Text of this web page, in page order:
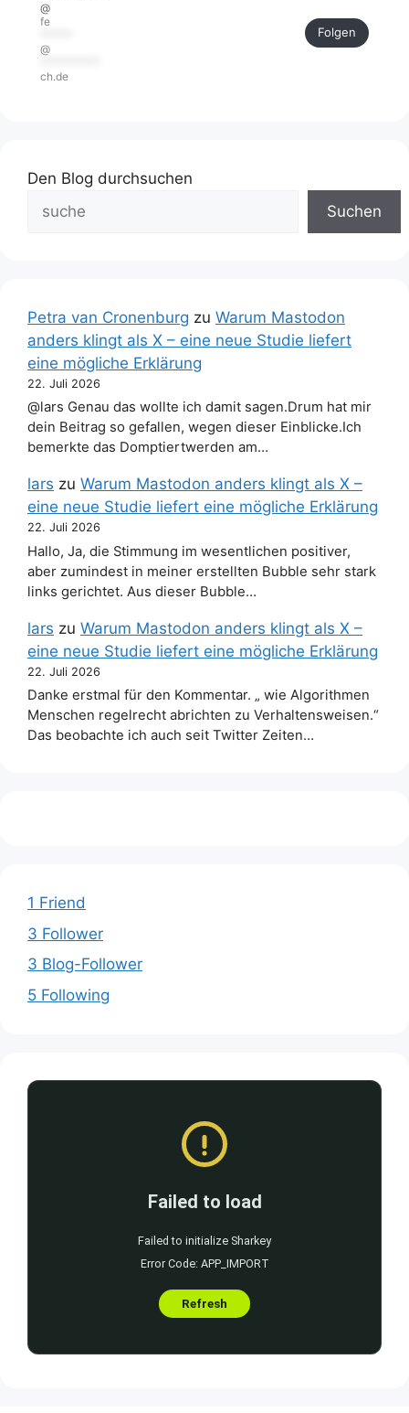
@
fe
@
ch.de
Folgen
Den Blog durchsuchen
Suchen
Petra van Cronenburg zu Warum Mastodon
anders klingt als X – eine neue Studie liefert
eine mögliche Erklärung
22. Juli 2026
@lars Genau das wollte ich damit sagen.Drum hat mir
dein Beitrag so gefallen, wegen dieser Einblicke.Ich
bemerkte das Domptiertwerden am…
lars zu Warum Mastodon anders klingt als X –
eine neue Studie liefert eine mögliche Erklärung
22. Juli 2026
Hallo, Ja, die Stimmung im wesentlichen positiver,
aber zumindest in meiner erstellten Bubble sehr stark
links gerichtet. Aus dieser Bubble…
lars zu Warum Mastodon anders klingt als X –
eine neue Studie liefert eine mögliche Erklärung
22. Juli 2026
Danke erstmal für den Kommentar. „ wie Algorithmen
Menschen regelrecht abrichten zu Verhaltensweisen.“
Das beobachte ich auch seit Twitter Zeiten…
1 Friend
3 Follower
3 Blog-Follower
5 Following